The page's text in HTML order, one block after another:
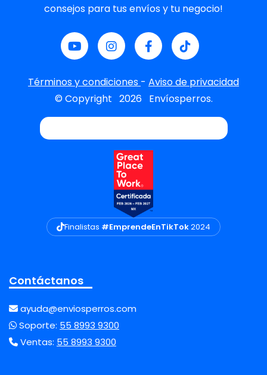
consejos para tus envíos y tu negocio!
Términos y condiciones - Aviso de privacidad
© Copyright 2026 Envíosperros.
Finalistas #EmprendeEnTikTok2024
Contáctanos
ayuda@enviosperros.com
Soporte: 55 8993 9300
Ventas: 55 8993 9300